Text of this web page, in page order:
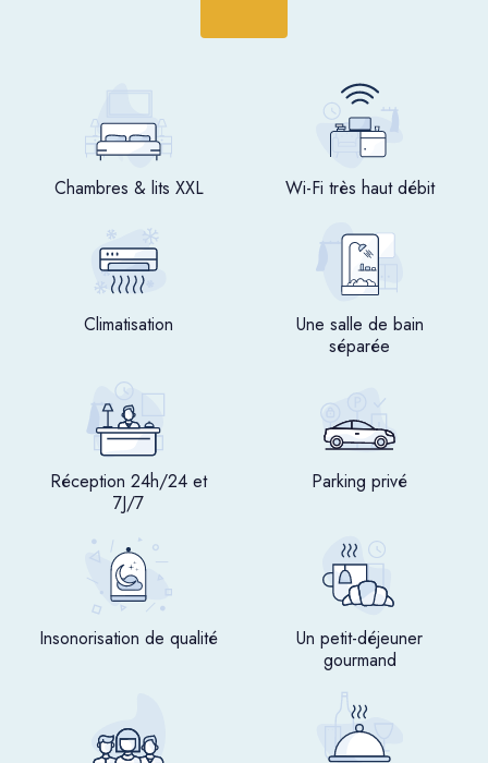
Chambres & lits XXL Wi-Fi très haut débit
Climatisation
Une salle de bain
séparée
Réception 24h/24 et
7J/7
Parking privé
Insonorisation de qualité
Un petit-déjeuner
gourmand